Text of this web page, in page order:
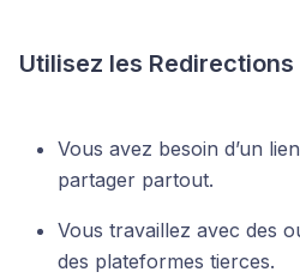
Utilisez les Redirections
Vous avez besoin d’un
partager partout.
Vous travaillez avec des
des plateformes tierces.